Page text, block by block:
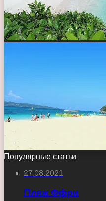
Популярные статьи
27.08.2021
Пляж Ффри